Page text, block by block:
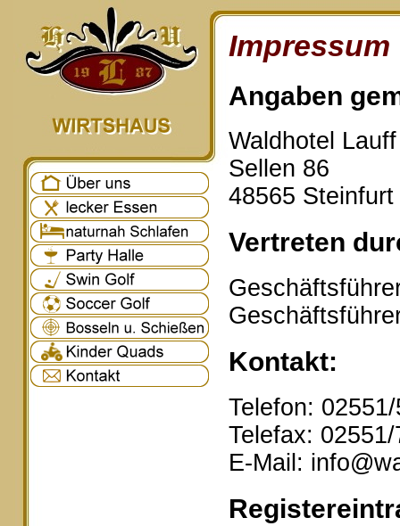
Impressum
Angaben
Waldhotel
Sellen 86
48565 Steinfurt
Vertreten
Kontakt:
Telefon:
Telefax:
E-Mail: